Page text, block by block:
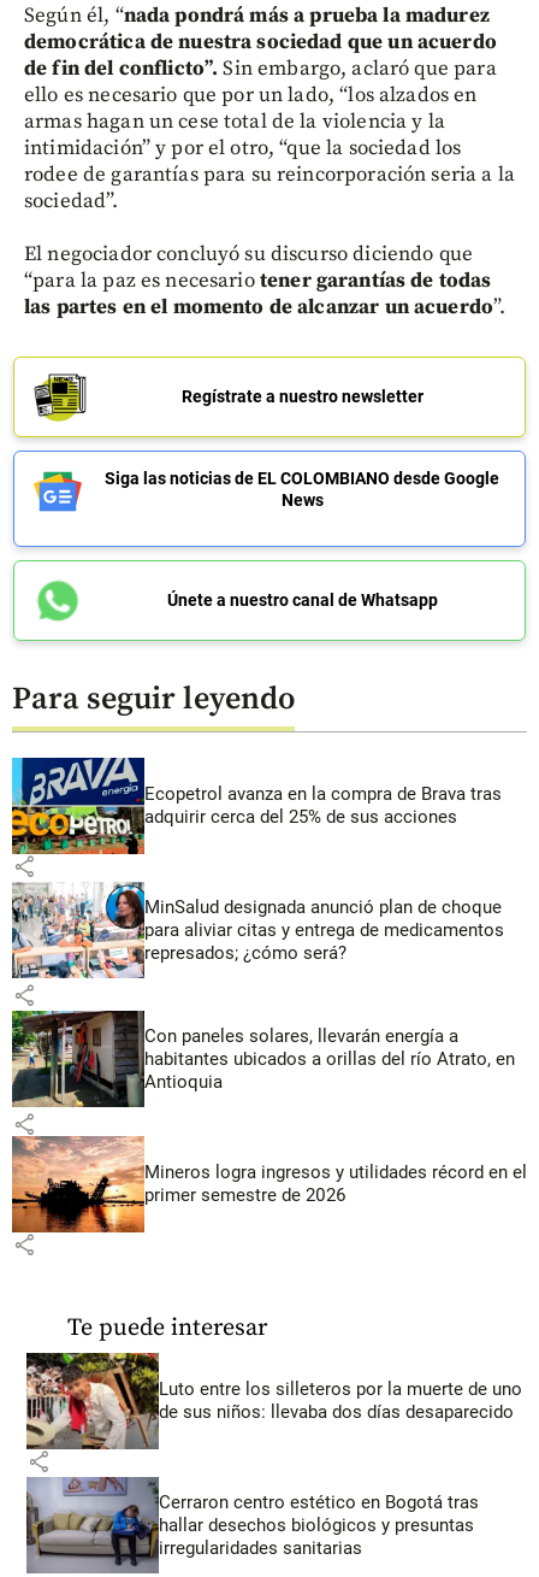
Según él, “nada pondrá más a prueba la madurez
democrática de nuestra sociedad que un acuerdo
de fin del conflicto”. Sin embargo, aclaró que para
ello es necesario que por un lado, “los alzados en
armas hagan un cese total de la violencia y la
intimidación” y por el otro, “que la sociedad los
rodee de garantías para su reincorporación seria a la
sociedad”.
El negociador concluyó su discurso diciendo que
“para la paz es necesariotener garantías de todas
las partes en el momento de alcanzar un acuerdo”.
Regístrate a nuestro newsletter
Siga las noticias de EL COLOMBIANO desde Google
News
Únete a nuestro canal de Whatsapp
Para seguir leyendo
Ecopetrol avanza en la compra de Brava tras
adquirir cerca del 25% de sus acciones
share
MinSalud designada anunció plan de choque
para aliviar citas y entrega de medicamentos
represados; ¿cómo será?
share
Con paneles solares, llevarán energía a
habitantes ubicados a orillas del río Atrato, en
Antioquia
share
Mineros logra ingresos y utilidades récord en el
primer semestre de 2026
share
Te puede interesar
Luto entre los silleteros por la muerte de uno
de sus niños: llevaba dos días desaparecido
share
Cerraron centro estético en Bogotá tras
hallar desechos biológicos y presuntas
irregularidades sanitarias